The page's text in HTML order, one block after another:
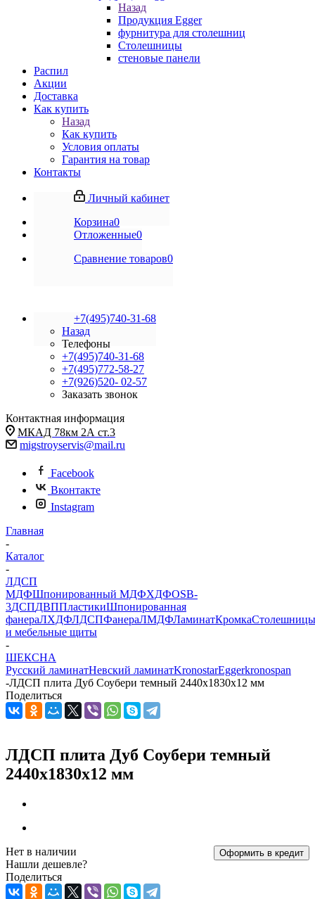
Назад
Продукция Egger
фурнитура для столешниц
Столешницы
стеновые панели
Распил
Акции
Доставка
Как купить
Назад
Как купить
Условия оплаты
Гарантия на товар
Контакты
Личный кабинет
Корзина0
Отложенные0
Сравнение товаров0
+7(495)740-31-68
Назад
Телефоны
+7(495)740-31-68
+7(495)772-58-27
+7(926)520- 02-57
Заказать звонок
Контактная информация
МКАД 78км 2А ст.3
migstroyservis@mail.ru
Facebook
Вконтакте
Instagram
Главная
-
Каталог
-
ЛДСП
МДФШпонированный МДФХДФOSB-
3ДСПДВППластикиШпонированная
фанераЛХДФЛДСПФанераЛМДФЛаминатКромкаСтолешницы
и мебельные щиты
-
ШЕКСНА
Русский ламинатНевский ламинатKronostarEggerkronospan
-ЛДСП плита Дуб Соубери темный 2440х1830x12 мм
Поделиться
ЛДСП плита Дуб Соубери темный
2440х1830x12 мм
Оформить в кредит
Нет в наличии
Нашли дешевле?
Поделиться